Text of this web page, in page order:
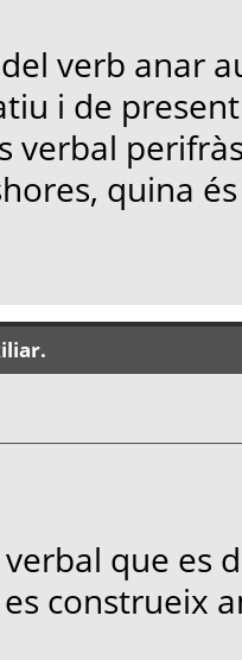
verb anar
i de
verbal
quina
que es
construeix